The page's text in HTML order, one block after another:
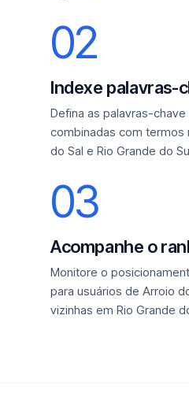
02
Indexe palavras-
Defina as palavras-
combinadas com termos
do Sal e Rio Grande do
03
Acompanhe o
Monitore o
para usuários de Arroio
vizinhas em Rio Grande